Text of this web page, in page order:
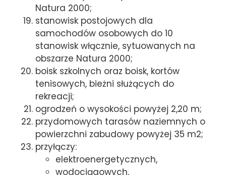
Natura 2000;
stanowisk postojowych dla
samochodów osobowych do 10
stanowisk włącznie, sytuowanych na
obszarze Natura 2000;
boisk szkolnych oraz boisk, kortów
tenisowych, bieżni służących do
rekreacji;
ogrodzeń o wysokości powyżej 2,20 m;
przydomowych tarasów naziemnych o
powierzchni zabudowy powyżej 35 m2;
przyłączy:
elektroenergetycznych,
wodociągowych,